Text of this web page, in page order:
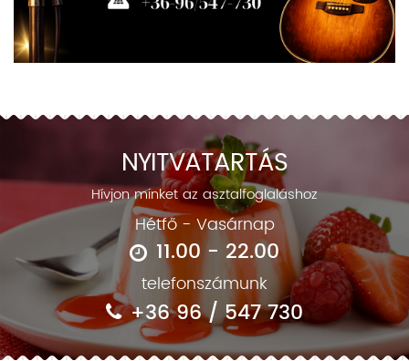
NYITVATARTÁS
Hívjon minket az asztalfoglaláshoz
Hétfő - Vasárnap
11.00 - 22.00
telefonszámunk
+36 96 / 547 730